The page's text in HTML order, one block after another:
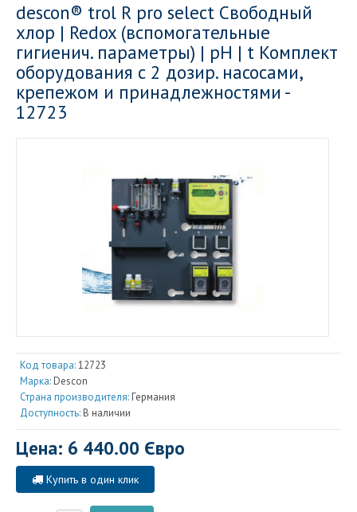
descon® trol R pro select Свободный
хлор | Redox (вспомогательные
гигиенич. параметры) | pH | t Комплект
оборудования с 2 дозир. насосами,
крепежом и принадлежностями -
12723
Код товара:12723
Марка: Descon
Страна производителя: Германия
Доступность: В наличии
Цена: 6 440.00 Євро
Купить в один клик